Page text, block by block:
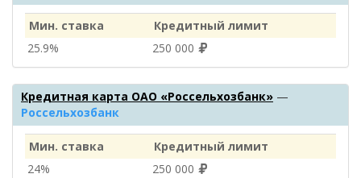
Мин. ставка
Кредитный лимит
25.9%
250 000
Кредитная карта ОАО «Россельхозбанк» —
Россельхозбанк
Мин. ставка
Кредитный лимит
24%
250 000